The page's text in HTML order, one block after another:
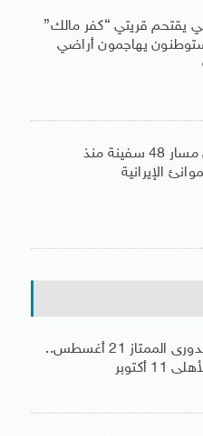
يقتحم قريتي “كفر مالك”
يهاجمون أراضي
(سنتكوم): تحويل مسار 48 سفينة منذ
الإيرانية
رسميًا.. انطلاق الدورى الممتاز 21 أغسطس..
أكتوبر